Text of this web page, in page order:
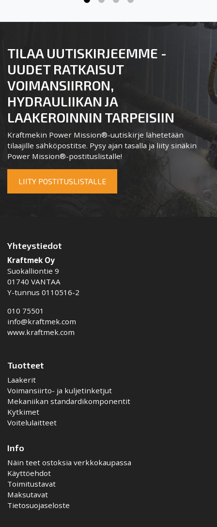
TILAA UUTISKIRJEEMME -
UUDET RATKAISUT
VOIMANSIIRRON,
HYDRAULIIKAN JA
LAAKEROINNIN TARPEISIIN
Kraftmekin Power Mission®-uutiskirje lähetetään
tilaajille sähköpostitse. Pysy ajan tasalla ja liity sinäkin
Power Mission®-postituslistalle!
LIITY POSTITUSLISTALLE
Yhteystiedot
Kraftmek Oy
Suokalliontie 9
01740 VANTAA
Y-tunnus 0110516-2
010 75501
info@kraftmek.com
www.kraftmek.com
Tuotteet
Laakerit
Voimansiirto- ja kuljetinketjut
Mekaniikan standardikomponentit
Kytkimet
Voitelulaitteet
Info
Näin teet ostoksia verkkokaupassa
Käyttöehdot
Toimitustavat
Maksutavat
Tietosuojaseloste